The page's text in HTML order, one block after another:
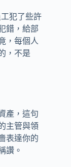
工犯了些許
錯，給部
，每個人
，不是
產，這句
主管與領
表達你的
讚。